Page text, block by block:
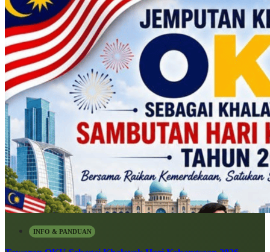
INFO & PANDUAN